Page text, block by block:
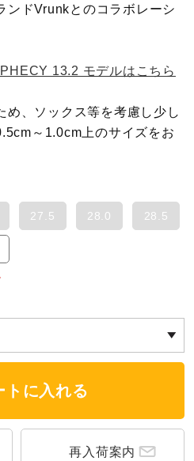
ツ
ッズ
ンドVrunkとのコラボレーシ
13.2 モデルはこちら
め、ソックス等を考慮し少し
～1.0cm上のサイズをお
27.5 28.0 28.5
トに入れる
再入荷案内